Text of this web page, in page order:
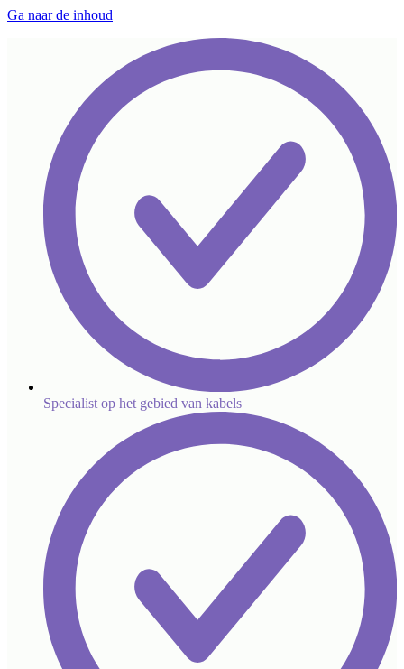
Ga naar de inhoud
Specialist op het gebied van kabels